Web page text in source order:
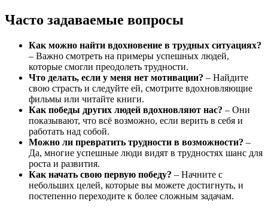
Часто задаваемые вопросы
Как можно найти вдохновение в трудных ситуациях?
– Важно смотреть на примеры успешных людей,
которые смогли преодолеть трудности.
Что делать, если у меня нет мотивации? – Найдите
свою страсть и следуйте ей, смотрите вдохновляющие
фильмы или читайте книги.
Как победы других людей вдохновляют нас? – Они
показывают, что всё возможно, если верить в себя и
работать над собой.
Можно ли превратить трудности в возможности? –
Да, многие успешные люди видят в трудностях шанс для
роста и развития.
Как начать свою первую победу? – Начните с
небольших целей, которые вы можете достигнуть, и
постепенно переходите к более сложным задачам.